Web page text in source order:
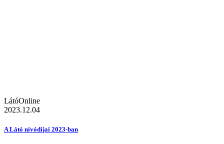
LátóOnline
2023.12.04
A Látó nívódíjai 2023-ban